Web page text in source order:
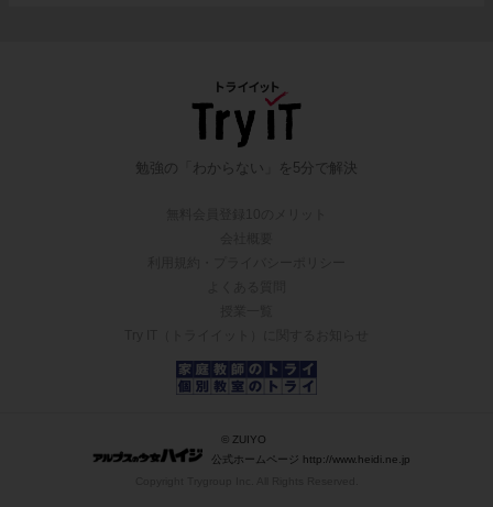
勉強の「わからない」を5分で解決
© ZUIYO
公式ホームページ http://www.heidi.ne.jp